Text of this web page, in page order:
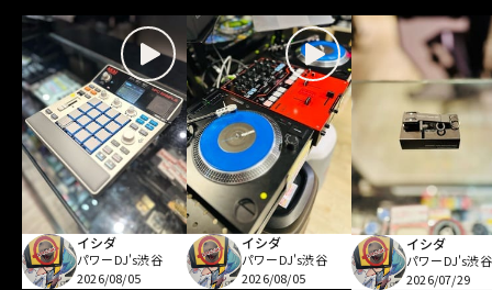
イシダ
パワーDJ's渋谷
2026/08/05
イシダ
パワーDJ's渋谷
2026/08/05
イシダ
パワーDJ's渋谷
2026/07/29